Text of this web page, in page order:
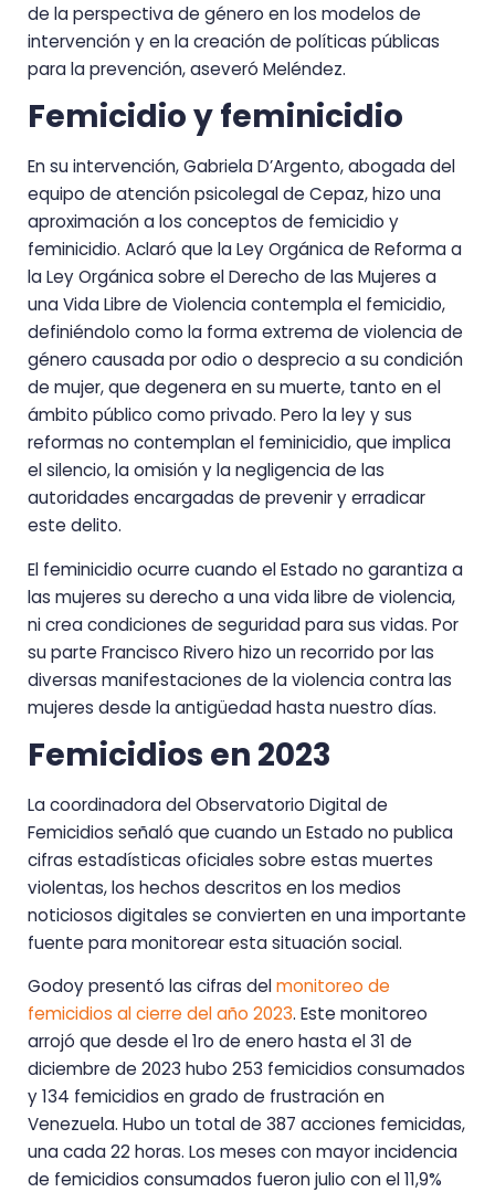
de la perspectiva de género en los modelos de
intervención y en la creación de políticas públicas
para la prevención, aseveró Meléndez.
Femicidio y feminicidio
En su intervención, Gabriela D’Argento, abogada del
equipo de atención psicolegal de Cepaz, hizo una
aproximación a los conceptos de femicidio y
feminicidio. Aclaró que la Ley Orgánica de Reforma a
la Ley Orgánica sobre el Derecho de las Mujeres a
una Vida Libre de Violencia contempla el femicidio,
definiéndolo como la forma extrema de violencia de
género causada por odio o desprecio a su condición
de mujer, que degenera en su muerte, tanto en el
ámbito público como privado. Pero la ley y sus
reformas no contemplan el feminicidio, que implica
el silencio, la omisión y la negligencia de las
autoridades encargadas de prevenir y erradicar
este delito.
El feminicidio ocurre cuando el Estado no garantiza a
las mujeres su derecho a una vida libre de violencia,
ni crea condiciones de seguridad para sus vidas. Por
su parte Francisco Rivero hizo un recorrido por las
diversas manifestaciones de la violencia contra las
mujeres desde la antigüedad hasta nuestro días.
Femicidios en 2023
La coordinadora del Observatorio Digital de
Femicidios señaló que cuando un Estado no publica
cifras estadísticas oficiales sobre estas muertes
violentas, los hechos descritos en los medios
noticiosos digitales se convierten en una importante
fuente para monitorear esta situación social.
Godoy presentó las cifras delmonitoreo de
femicidios al cierre del año 2023. Este monitoreo
arrojó que desde el 1ro de enero hasta el 31 de
diciembre de 2023 hubo 253 femicidios consumados
y 134 femicidios en grado de frustración en
Venezuela. Hubo un total de 387 acciones femicidas,
una cada 22 horas. Los meses con mayor incidencia
de femicidios consumados fueron julio con el 11,9%